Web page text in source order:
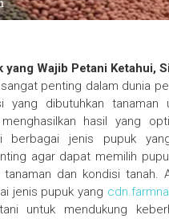
Wajib Petani Ketahui,
penting dalam dunia
yang dibutuhkan tanaman
hasil yang
berbagai jenis pupuk
agar dapat memilih
dan kondisi tanah.
jenis pupuk yang
untuk mendukung